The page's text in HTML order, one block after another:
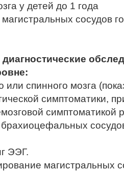
у детей до 1 года
сосудов
или спинного мозга
симптоматики,
симптоматикой
ЭЭГ.
магистральных